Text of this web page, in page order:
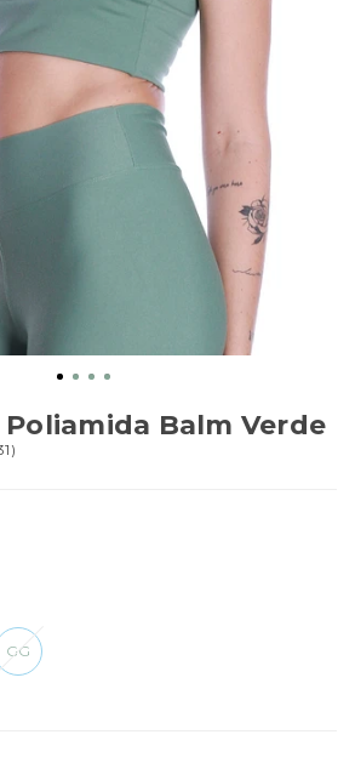
Balm Verde
)
GG